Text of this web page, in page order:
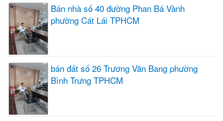
Bán nhà số 40 đường Phan Bá Vành
phường Cát Lái TPHCM
bán đất số 26 Trương Văn Bang phường
Bình Trưng TPHCM